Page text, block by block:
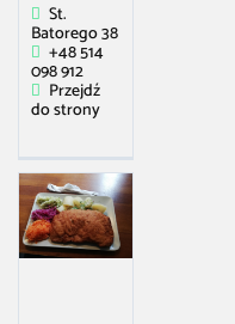
St.
Batorego 38
+48 514
098 912
Przejdź
do strony